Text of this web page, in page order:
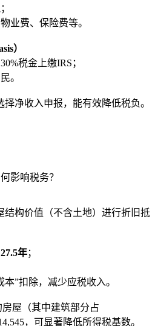
业费、保险费等。
）
税金上缴IRS；
。
择净收入申报，能有效降低税负。
影响税务？
结构价值（不含土地）进行折旧抵
27.5年；
”扣除，减少应税收入。
房屋（其中建筑部分占
，可显著降低所得税基数。